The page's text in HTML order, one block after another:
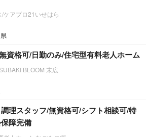
ケアプロ21いせはら
資格可/日勤のみ/住宅型有料老人ホーム
BLOOM 末広
調理スタッフ/無資格可/シフト相談可/特
障完備